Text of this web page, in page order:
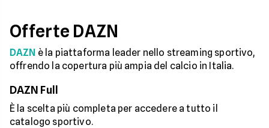
Offerte DAZN
DAZN è la piattaforma leader nello streaming sportivo,
offrendo la copertura più ampia del calcio in Italia.
DAZN Full
È la scelta più completa per accedere a tutto il
catalogo sportivo.